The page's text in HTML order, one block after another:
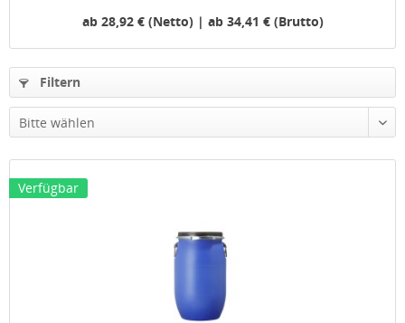
ab 28,92 € (Netto) | ab 34,41 € (Brutto)
Filtern
Verfügbar